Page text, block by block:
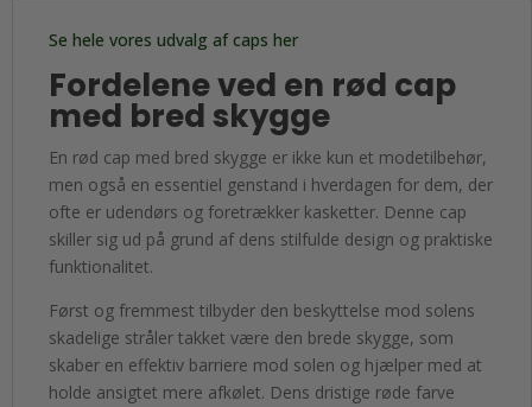
Se hele vores udvalg af caps her
Fordelene ved en rød cap
med bred skygge
En rød cap med bred skygge er ikke kun et modetilbehør,
men også en essentiel genstand i hverdagen for dem, der
ofte er udendørs og foretrækker kasketter. Denne cap
skiller sig ud på grund af dens stilfulde design og praktiske
funktionalitet.
Først og fremmest tilbyder den beskyttelse mod solens
skadelige stråler takket være den brede skygge, som
skaber en effektiv barriere mod solen og hjælper med at
holde ansigtet mere afkølet. Dens dristige røde farve